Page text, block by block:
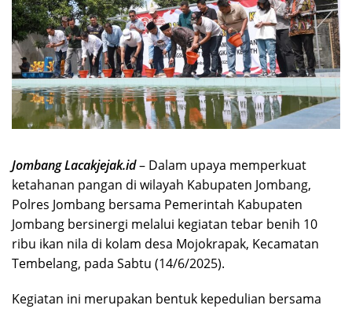
Jombang Lacakjejak.id– Dalam upaya memperkuat
ketahanan pangan di wilayah Kabupaten Jombang,
Polres Jombang bersama Pemerintah Kabupaten
Jombang bersinergi melalui kegiatan tebar benih 10
ribu ikan nila di kolam desa Mojokrapak, Kecamatan
Tembelang, pada Sabtu (14/6/2025).
Kegiatan ini merupakan bentuk kepedulian bersama